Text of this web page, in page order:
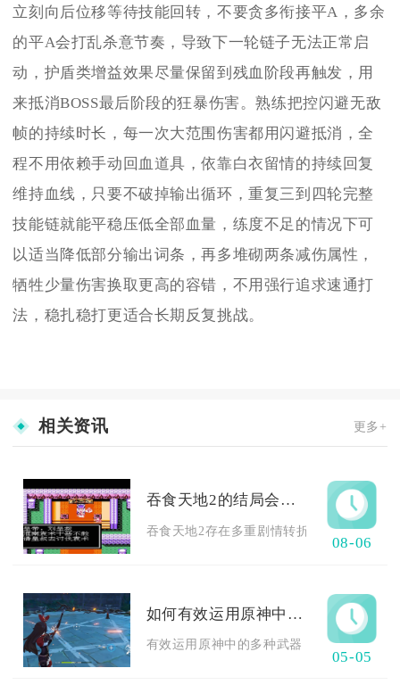
立刻向后位移等待技能回转，不要贪多衔接平A，多余
的平A会打乱杀意节奏，导致下一轮链子无法正常启
动，护盾类增益效果尽量保留到残血阶段再触发，用
来抵消BOSS最后阶段的狂暴伤害。熟练把控闪避无敌
帧的持续时长，每一次大范围伤害都用闪避抵消，全
程不用依赖手动回血道具，依靠白衣留情的持续回复
维持血线，只要不破掉输出循环，重复三到四轮完整
技能链就能平稳压低全部血量，练度不足的情况下可
以适当降低部分输出词条，再多堆砌两条减伤属性，
牺牲少量伤害换取更高的容错，不用强行追求速通打
法，稳扎稳打更适合长期反复挑战。
相关资讯 更多+
吞食天地2的结局会有转折吗
吞食天地2存在多重剧情转折，主线与隐藏
08-06
如何有效运用原神中的多种武器
有效运用原神中的多种武器，核心是先匹
05-05